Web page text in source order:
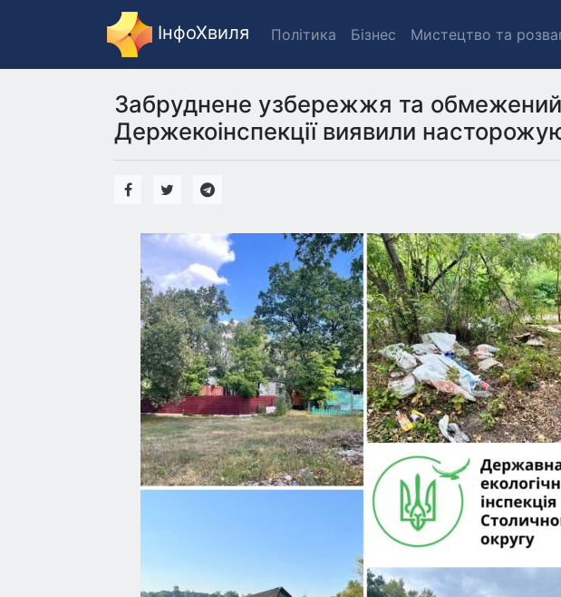
ІнфоХвиля Політика Бізнес Мистецтво та
Забруднене узбережжя та
Держекоінспекції виявили